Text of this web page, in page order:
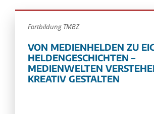
Fortbildung TMBZ
VON MEDIENHELDEN ZU
HELDENGESCHICHTEN –
MEDIENWELTEN
KREATIV GESTALTEN